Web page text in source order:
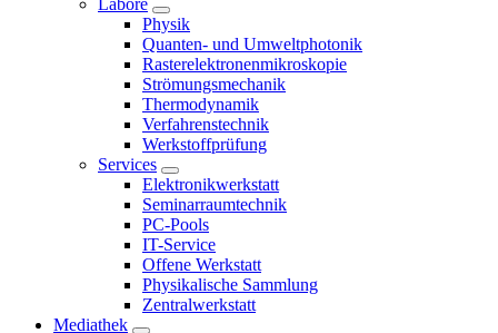
Labore
Physik
Quanten- und Umweltphotonik
Rasterelektronenmikroskopie
Strömungsmechanik
Thermodynamik
Verfahrenstechnik
Werkstoffprüfung
Services
Elektronikwerkstatt
Seminarraumtechnik
PC-Pools
IT-Service
Offene Werkstatt
Physikalische Sammlung
Zentralwerkstatt
Mediathek